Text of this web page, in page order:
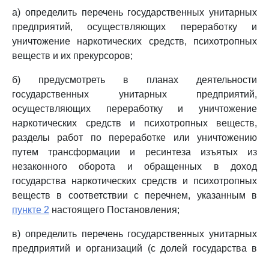
а) определить перечень государственных унитарных
предприятий, осуществляющих переработку и
уничтожение наркотических средств, психотропных
веществ и их прекурсоров;
б) предусмотреть в планах деятельности
государственных унитарных предприятий,
осуществляющих переработку и уничтожение
наркотических средств и психотропных веществ,
разделы работ по переработке или уничтожению
путем трансформации и ресинтеза изъятых из
незаконного оборота и обращенных в доход
государства наркотических средств и психотропных
веществ в соответствии с перечнем, указанным в
пункте 2 настоящего Постановления;
в) определить перечень государственных унитарных
предприятий и организаций (с долей государства в